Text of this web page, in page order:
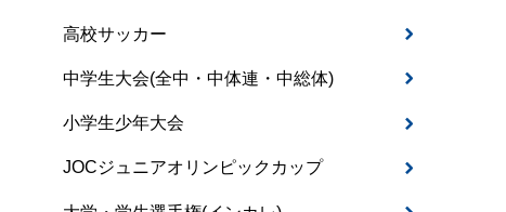
高校サッカー
中学生大会(全中・中体連・中総体)
小学生少年大会
JOCジュニアオリンピックカップ